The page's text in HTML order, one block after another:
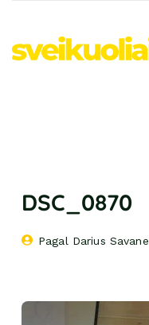
DSC_0870
Pagal Darius